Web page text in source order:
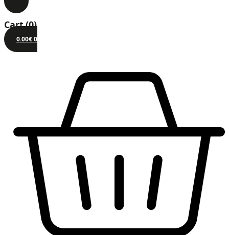
Cart(0)
0.00€0